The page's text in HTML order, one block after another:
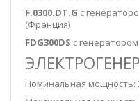
F.0300.DT.G с
(Франция)
FDG300DS с генератором
Номинальная мощность: